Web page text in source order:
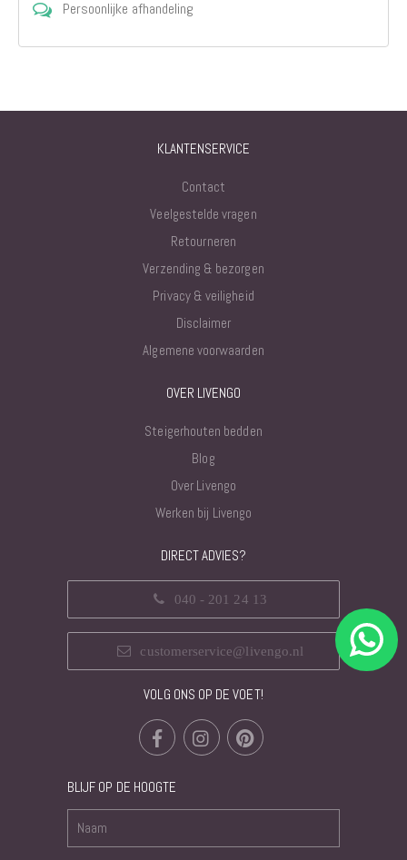
Persoonlijke afhandeling
KLANTENSERVICE
Contact
Veelgestelde vragen
Retourneren
Verzending & bezorgen
Privacy & veiligheid
Disclaimer
Algemene voorwaarden
OVER LIVENGO
Steigerhouten bedden
Blog
Over Livengo
Werken bij Livengo
DIRECT ADVIES?
040 - 201 24 13
customerservice@livengo.nl
VOLG ONS OP DE VOET!
BLIJF OP DE HOOGTE